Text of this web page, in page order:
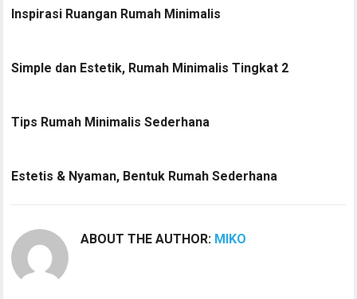
Inspirasi Ruangan Rumah Minimalis
Simple dan Estetik, Rumah Minimalis Tingkat 2
Tips Rumah Minimalis Sederhana
Estetis & Nyaman, Bentuk Rumah Sederhana
ABOUT THE AUTHOR: MIKO